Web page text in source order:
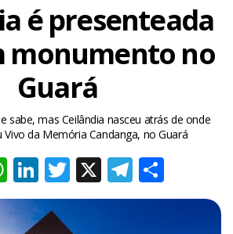
é presenteada
monumento no
Guará
sabe, mas Ceilândia nasceu atrás de onde
da Memória Candanga, no Guará
WhatsApp
LinkedIn
Twitter
X